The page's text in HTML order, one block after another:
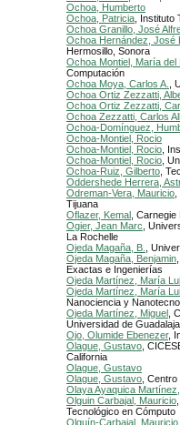
Ochoa, Humberto
Ochoa, Patricia ,
Ochoa Granillo, José
Ochoa Hernández, José
Hermosillo, Sonora
Ochoa Montiel, María del
Computación
Ochoa Moya, Carlos A.
,
Ochoa Ortiz Zezzatti,
Ochoa Ortiz Zezzatti,
Ochoa Zezzatti, Carlos
Ochoa-Domínguez,
Ochoa-Montiel, Rocio
Ochoa-Montiel, Rocio ,
Ochoa-Montiel, Rocio ,
Ochoa-Ruiz, Gilberto ,
Oddershede Herrera,
Odreman-Vera, Mauricio
Tijuana
Oflazer, Kemal
,
Ogier, Jean Marc ,
La Rochelle
Ojeda Magaña, B.
,
Ojeda Magaña, Benjamin
Exactas e Ingenierías
Ojeda Martínez, María
Ojeda Martínez, María
Nanociencia y
Ojeda Martínez, Miguel
,
Universidad de
Ojo, Olumide Ebenezer,
Olague, Gustavo ,
California
Olague, Gustavo
Olague, Gustavo ,
Olaya Ayaquica
Olguin Carbajal, Mauricio
Tecnológico en Cómputo
Olguín-Carbajal, Mauricio